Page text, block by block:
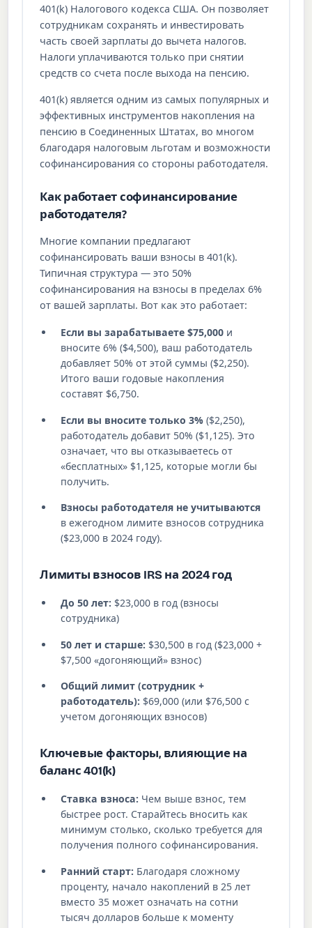
401(k) Налогового кодекса США. Он позволяет
сотрудникам сохранять и инвестировать
часть своей зарплаты до вычета налогов.
Налоги уплачиваются только при снятии
средств со счета после выхода на пенсию.
401(k) является одним из самых популярных и
эффективных инструментов накопления на
пенсию в Соединенных Штатах, во многом
благодаря налоговым льготам и возможности
софинансирования со стороны работодателя.
Как работает софинансирование
работодателя?
Многие компании предлагают
софинансировать ваши взносы в 401(k).
Типичная структура — это 50%
софинансирования на взносы в пределах 6%
от вашей зарплаты. Вот как это работает:
Если вы зарабатываете $75,000 и
вносите 6% ($4,500), ваш работодатель
добавляет 50% от этой суммы ($2,250).
Итого ваши годовые накопления
составят $6,750.
Если вы вносите только 3% ($2,250),
работодатель добавит 50% ($1,125). Это
означает, что вы отказываетесь от
«бесплатных» $1,125, которые могли бы
получить.
Взносы работодателя не учитываются
в ежегодном лимите взносов сотрудника
($23,000 в 2024 году).
Лимиты взносов IRS на 2024 год
До 50 лет: $23,000 в год (взносы
сотрудника)
50 лет и старше: $30,500 в год ($23,000 +
$7,500 «догоняющий» взнос)
Общий лимит (сотрудник +
работодатель): $69,000 (или $76,500 с
учетом догоняющих взносов)
Ключевые факторы, влияющие на
баланс 401(k)
Ставка взноса: Чем выше взнос, тем
быстрее рост. Старайтесь вносить как
минимум столько, сколько требуется для
получения полного софинансирования.
Ранний старт: Благодаря сложному
проценту, начало накоплений в 25 лет
вместо 35 может означать на сотни
тысяч долларов больше к моменту